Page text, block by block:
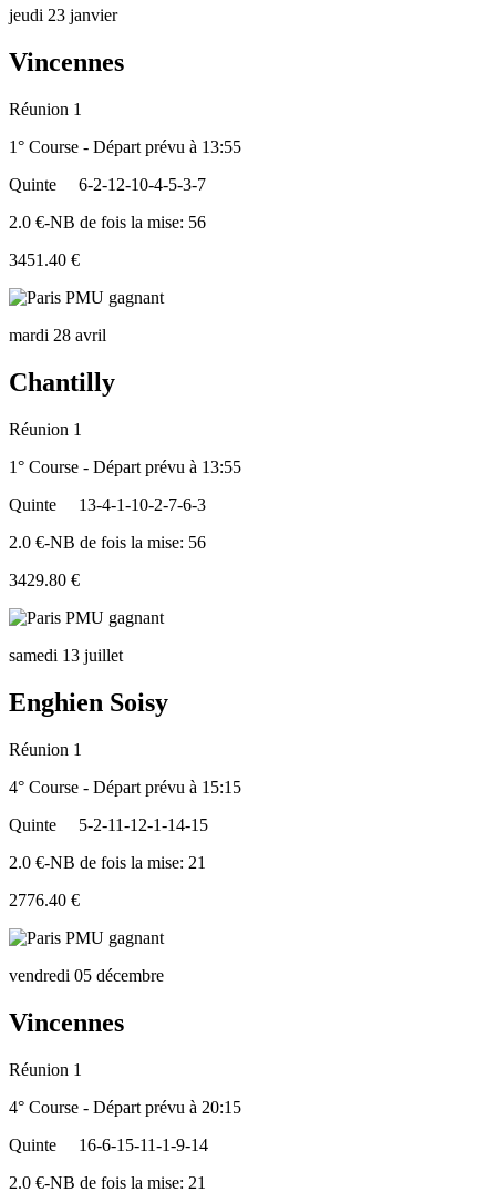
jeudi 23 janvier
Vincennes
Réunion 1
1° Course - Départ prévu à 13:55
Quinte
6-2-12-10-4-5-3-7
2.0 €-NB de fois la mise: 56
3451.40 €
mardi 28 avril
Chantilly
Réunion 1
1° Course - Départ prévu à 13:55
Quinte
13-4-1-10-2-7-6-3
2.0 €-NB de fois la mise: 56
3429.80 €
samedi 13 juillet
Enghien Soisy
Réunion 1
4° Course - Départ prévu à 15:15
Quinte
5-2-11-12-1-14-15
2.0 €-NB de fois la mise: 21
2776.40 €
vendredi 05 décembre
Vincennes
Réunion 1
4° Course - Départ prévu à 20:15
Quinte
16-6-15-11-1-9-14
2.0 €-NB de fois la mise: 21